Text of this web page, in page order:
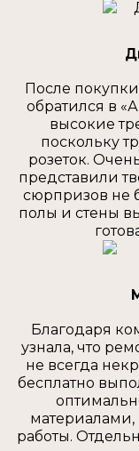
После
обратился в
высокие
поскольку
розеток.
представили
сюрпризов не
полы и стены
Благодаря
узнала, что
не всегда
бесплатно
материалами,
работы.